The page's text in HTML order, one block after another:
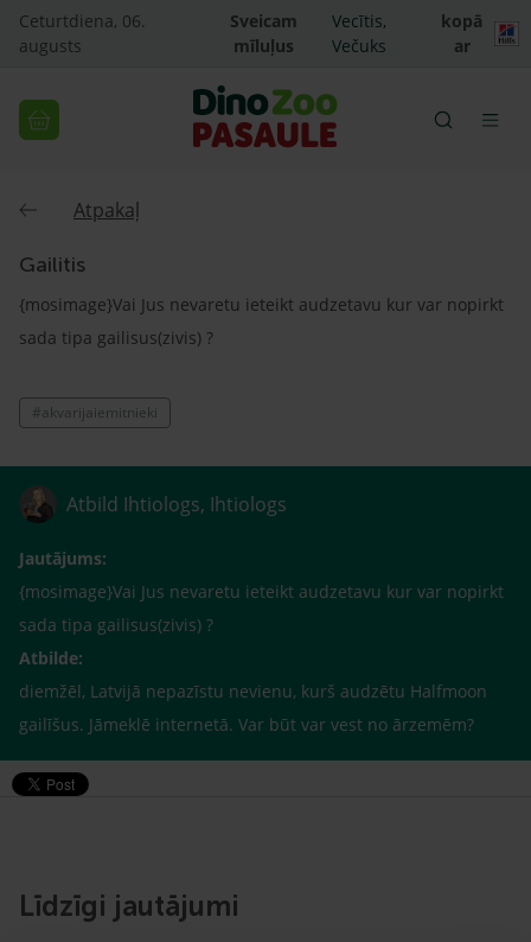
Ceturtdiena, 06.
augusts
Sveicam
mīluļus
Vecītis,
Večuks
kopā
ar
Atpakaļ
Gailitis
{mosimage}Vai Jus nevaretu ieteikt audzetavu kur var nopirkt
sada tipa gailisus(zivis) ?
#akvarijaiemitnieki
Atbild Ihtiologs, Ihtiologs
Jautājums:
{mosimage}Vai Jus nevaretu ieteikt audzetavu kur var nopirkt
sada tipa gailisus(zivis) ?
Atbilde:
diemžēl, Latvijā nepazīstu nevienu, kurš audzētu Halfmoon
gailīšus. Jāmeklē internetā. Var būt var vest no ārzemēm?
Līdzīgi jautājumi